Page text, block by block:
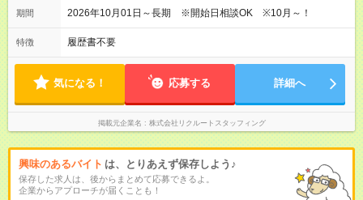
期間 2026年10月01日～長期 ※開始日相談OK ※10月～！
特徴 履歴書不要
気になる！ 応募する 詳細へ
掲載元企業名 株式会社リクルートスタッフィング
興味のあるバイト は、とりあえず保存しよう♪
保存した求人は、後からまとめて応募できるよ。
企業からアプローチが届くことも！